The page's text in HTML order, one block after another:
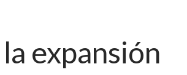
expansión